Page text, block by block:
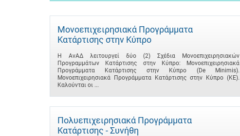
Μονοεπιχειρησιακά Προγράμματα
Κατάρτισης στην Κύπρο
Η ΑνΑΔ λειτουργεί δύο (2) Σχέδια Μονοεπιχειρησιακών
Προγραμμάτων Κατάρτισης στην Κύπρο: Μονοεπιχειρησιακά
Προγράμματα Κατάρτισης στην Κύπρο (De Minimis).
Μονοεπιχειρησιακά Προγράμματα Κατάρτισης στην Κύπρο (ΚΕ).
Καλούνται οι ...
Πολυεπιχειρησιακά Προγράμματα
Κατάρτισης - Συνήθη